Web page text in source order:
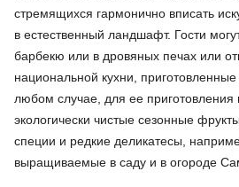
стремящихся гармонично вписать
в естественный ландшафт. Гости
барбекю или в дровяных печах или
национальной кухни,
любом случае, для ее приготовления
экологически чистые сезонные
специи и редкие деликатесы,
выращиваемые в саду и в огороде